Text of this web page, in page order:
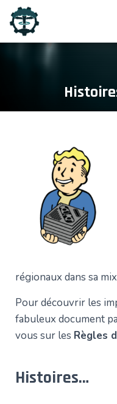
régionaux dans sa
Pour découvrir les
fabuleux document
vous sur les Règles
Histoires…